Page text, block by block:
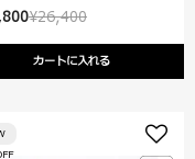
¥26,400
カートに入れる